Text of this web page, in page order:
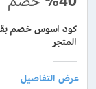
المتجر